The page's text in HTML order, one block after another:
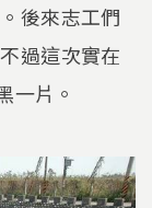
後來志工們
過這次實在
一片。